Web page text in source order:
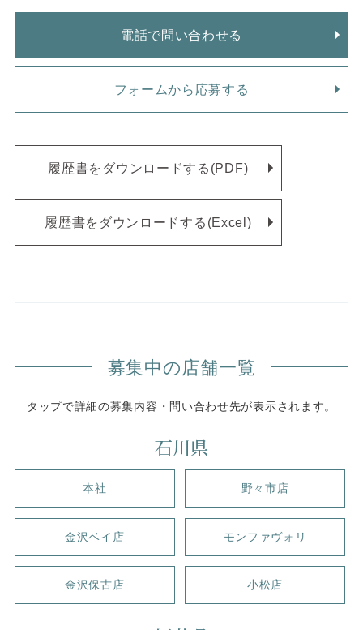
電話で問い合わせる
フォームから応募する
履歴書をダウンロードする(PDF)
履歴書をダウンロードする(Excel)
募集中の店舗一覧
タップで詳細の募集内容・問い合わせ先が表示されます。
石川県
本社 野々市店
金沢ベイ店 モンファヴォリ
金沢保古店 小松店